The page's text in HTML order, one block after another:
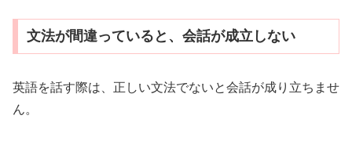
文法が間違っていると、会話が成立しない
英語を話す際は、正しい文法でないと会話が成り立ちませ
ん。